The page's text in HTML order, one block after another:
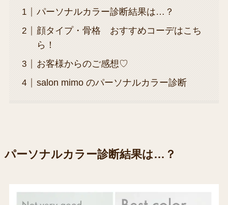
パーソナルカラー診断結果は…？
顔タイプ・骨格 おすすめコーデはこち
ら！
お客様からのご感想♡
salon mimo のパーソナルカラー診断
パーソナルカラー診断結果は…？